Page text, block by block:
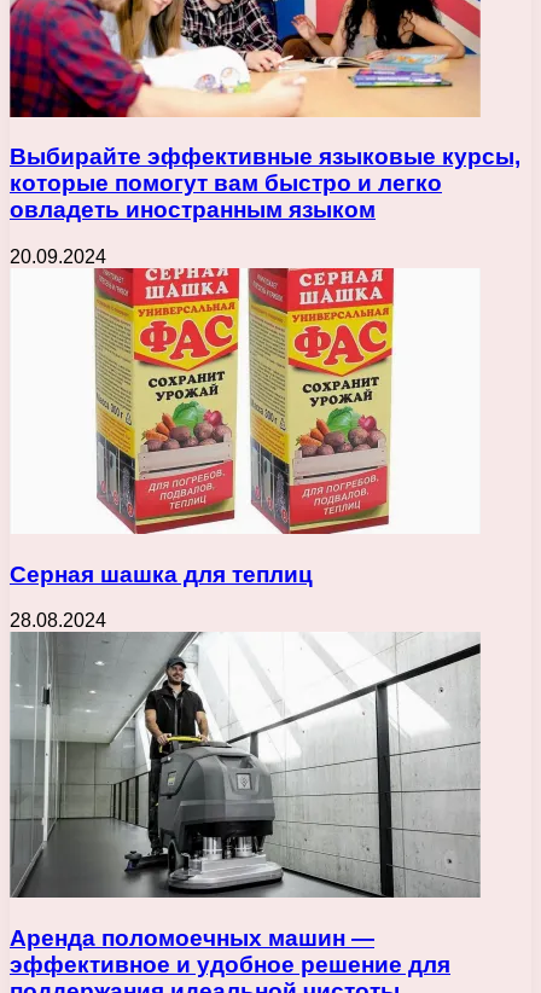
Выбирайте эффективные языковые курсы,
которые помогут вам быстро и легко
овладеть иностранным языком
20.09.2024
Серная шашка для теплиц
28.08.2024
Аренда поломоечных машин —
эффективное и удобное решение для